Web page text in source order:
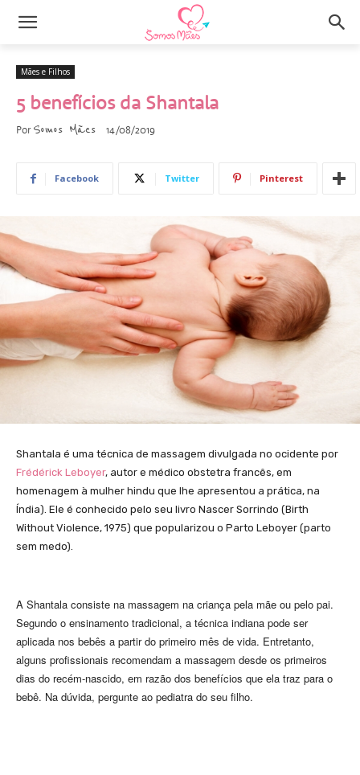
Mães e Filhos
5 benefícios da Shantala
Por Somos Mães 14/08/2019
Facebook Twitter Pinterest
Shantala é uma técnica de massagem divulgada no ocidente por
Frédérick Leboyer, autor e médico obstetra francês, em
homenagem à mulher hindu que lhe apresentou a prática, na
Índia). Ele é conhecido pelo seu livro Nascer Sorrindo (Birth
Without Violence, 1975) que popularizou o Parto Leboyer (parto
sem medo).
A Shantala consiste na massagem na criança pela mãe ou pelo pai.
Segundo o ensinamento tradicional, a técnica indiana pode ser
aplicada nos bebês a partir do primeiro mês de vida. Entretanto,
alguns profissionais recomendam a massagem desde os primeiros
dias do recém-nascido, em razão dos benefícios que ela traz para o
bebê. Na dúvida, pergunte ao pediatra do seu filho.